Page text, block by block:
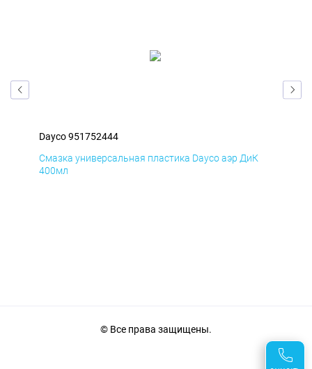
Dayco 951752444
Смазка универсальная пластика Dayco аэр ДиК
400мл
© Все права защищены.